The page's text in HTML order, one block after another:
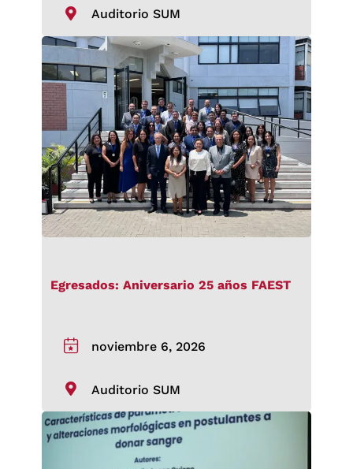
Auditorio SUM
Egresados: Aniversario 25 años FAEST
noviembre 6, 2026
Auditorio SUM